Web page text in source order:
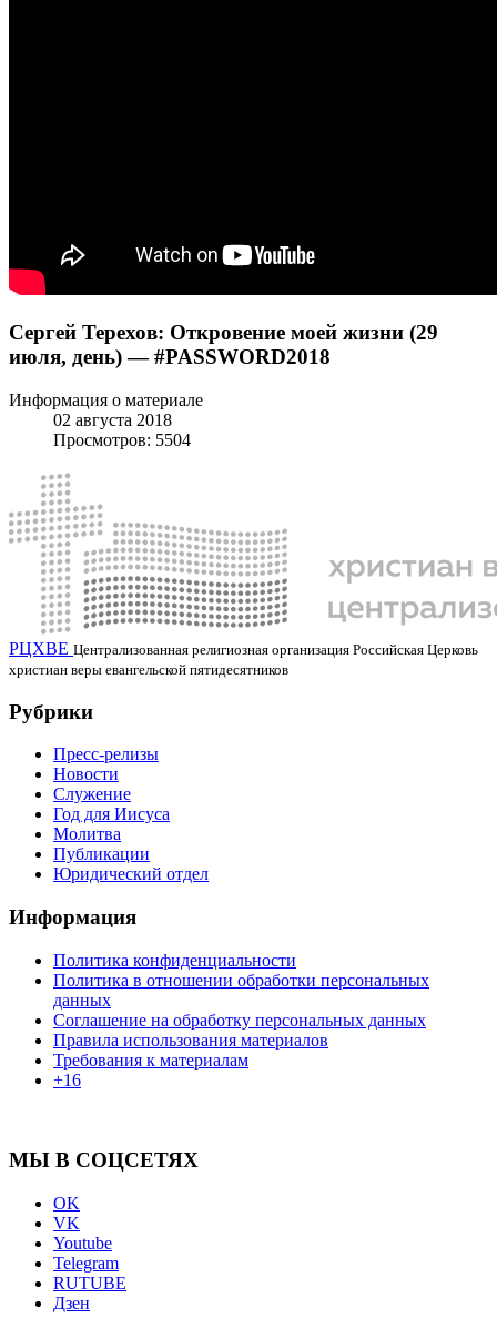
Сергей Терехов: Откровение моей жизни (29
июля, день) — #PASSWORD2018
Информация о материале
02 августа 2018
Просмотров: 5504
РЦХВЕ Централизованная религиозная организация Российская Церковь
христиан веры евангельской пятидесятников
Рубрики
Пресс-релизы
Новости
Служение
Год для Иисуса
Молитва
Публикации
Юридический отдел
Информация
Политика конфиденциальности
Политика в отношении обработки персональных
данных
Соглашение на обработку персональных данных
Правила использования материалов
Требования к материалам
+16
МЫ В СОЦСЕТЯХ
OK
VK
Youtube
Telegram
RUTUBE
Дзен